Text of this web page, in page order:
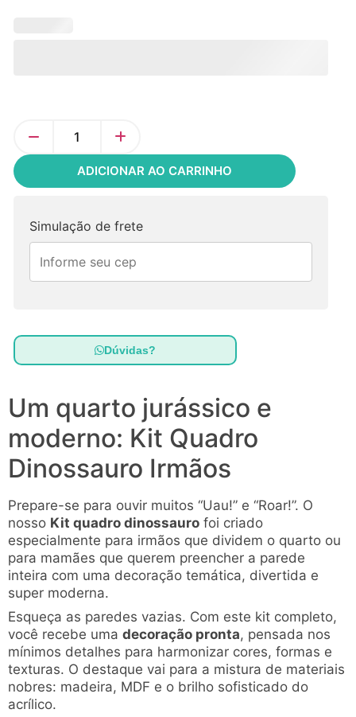
ADICIONAR AO CARRINHO
Simulação de frete
Dúvidas?
Um quarto jurássico e
moderno: Kit Quadro
Dinossauro Irmãos
Prepare-se para ouvir muitos “Uau!” e “Roar!”. O
nosso Kit quadro dinossauro foi criado
especialmente para irmãos que dividem o quarto ou
para mamães que querem preencher a parede
inteira com uma decoração temática, divertida e
super moderna.
Esqueça as paredes vazias. Com este kit completo,
você recebe uma decoração pronta, pensada nos
mínimos detalhes para harmonizar cores, formas e
texturas. O destaque vai para a mistura de materiais
nobres: madeira, MDF e o brilho sofisticado do
acrílico.